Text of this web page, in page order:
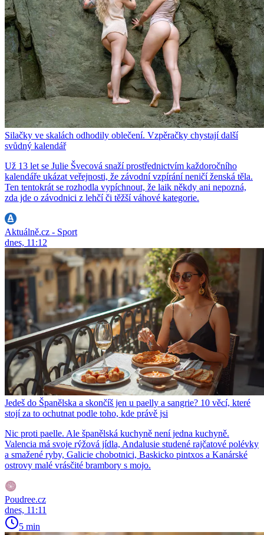
Silačky ve skalách odhodily oblečení. Vzpěračky chystají další
svůdný kalendář
Už 13 let se Julie Švecová snaží prostřednictvím každoročního
kalendáře ukázat veřejnosti, že závodní vzpírání neničí ženská těla.
Ten tentokrát se rozhodla vypíchnout, že laik někdy ani nepozná,
zda jde o závodnici z lehčí či těžší váhové kategorie.
Aktuálně.cz - Sport
dnes, 11:12
Jedeš do Španělska a skončíš jen u paelly a sangrie? 10 věcí, které
stojí za to ochutnat podle toho, kde právě jsi
Nic proti paelle. Ale španělská kuchyně není jedna kuchyně.
Valencia má svoje rýžová jídla, Andalusie studené rajčatové polévky
a smažené ryby, Galicie chobotnici, Baskicko pintxos a Kanárské
ostrovy malé vrásčité brambory s mojo.
Poudree.cz
dnes, 11:11
5 min